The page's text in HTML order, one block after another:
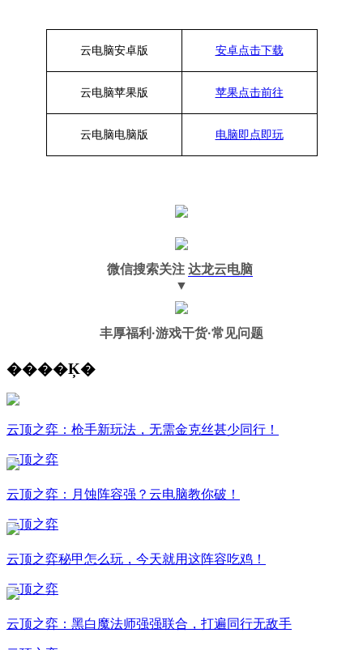
云电脑安卓版 安卓点击下载
云电脑苹果版 苹果点击前往
云电脑电脑版 电脑即点即玩
微信搜索关注 达龙云电脑
▼
丰厚福利 ·游戏干货·常见问题
����Ķ�
云顶之弈：枪手新玩法，无需金克丝甚少同行！
云顶之弈
云顶之弈：月蚀阵容强？云电脑教你破！
云顶之弈
云顶之弈秘甲怎么玩，今天就用这阵容吃鸡！
云顶之弈
云顶之弈：黑白魔法师强强联合，打遍同行无敌手